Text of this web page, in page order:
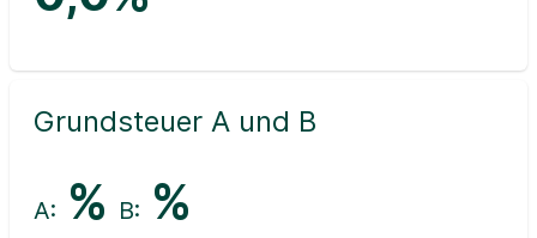
Grundsteuer A und B
A: % B: %